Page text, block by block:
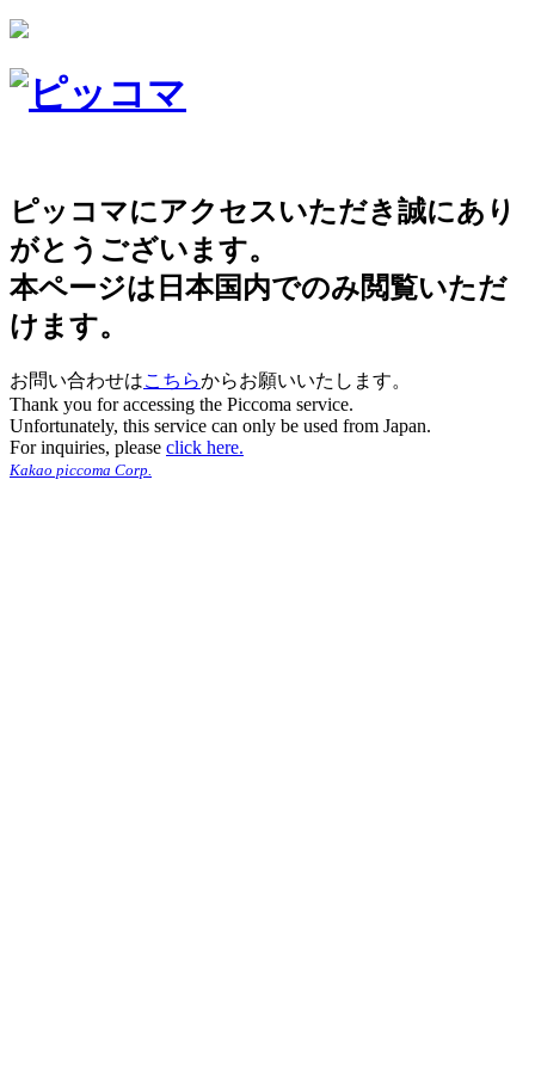
ピッコマにアクセスいただき誠にあり
がとうございます。
本ページは日本国内でのみ閲覧いただ
けます。
お問い合わせはこちらからお願いいたします。
Thank you for accessing the Piccoma service.
Unfortunately, this service can only be used from Japan.
For inquiries, please click here.
Kakao piccoma Corp.